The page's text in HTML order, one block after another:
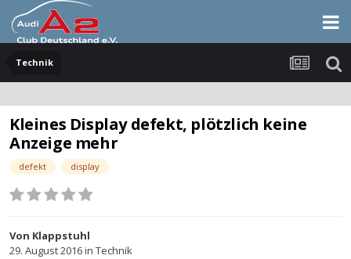
Technik
Kleines Display defekt, plötzlich keine
Anzeige mehr
defekt display
Von Klappstuhl
29. August 2016in Technik